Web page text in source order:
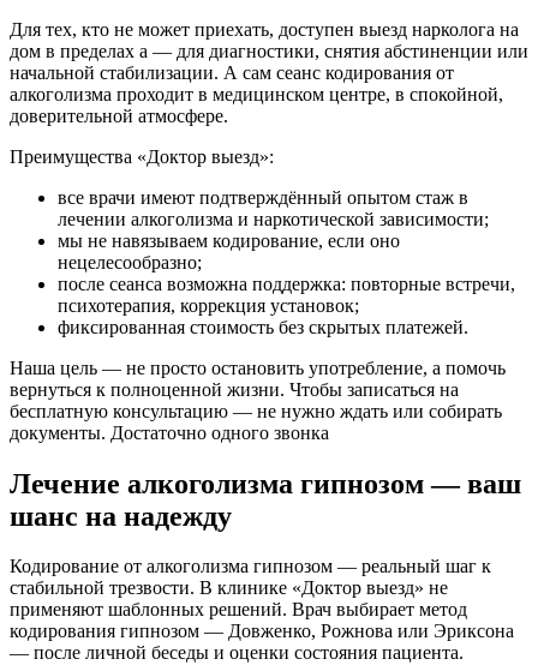
Для тех, кто не может приехать, доступен выезд нарколога на
дом в пределах а — для диагностики, снятия абстиненции или
начальной стабилизации. А сам сеанс кодирования от
алкоголизма проходит в медицинском центре, в спокойной,
доверительной атмосфере.
Преимущества «Доктор выезд»:
все врачи имеют подтверждённый опытом стаж в
лечении алкоголизма и наркотической зависимости;
мы не навязываем кодирование, если оно
нецелесообразно;
после сеанса возможна поддержка: повторные встречи,
психотерапия, коррекция установок;
фиксированная стоимость без скрытых платежей.
Наша цель — не просто остановить употребление, а помочь
вернуться к полноценной жизни. Чтобы записаться на
бесплатную консультацию — не нужно ждать или собирать
документы. Достаточно одного звонка
Лечение алкоголизма гипнозом — ваш
шанс на надежду
Кодирование от алкоголизма гипнозом — реальный шаг к
стабильной трезвости. В клинике «Доктор выезд» не
применяют шаблонных решений. Врач выбирает метод
кодирования гипнозом — Довженко, Рожнова или Эриксона
— после личной беседы и оценки состояния пациента.